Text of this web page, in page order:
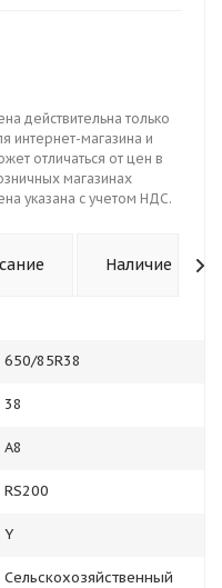
действительна только
интернет-магазина и
отличаться от цен в
магазинах
указана с учетом НДС.
Наличие
650/85R38
38
A8
RS200
Y
Сельскохозяйственный